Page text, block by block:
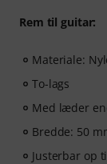
Rem til guitar:
Materiale:
To-lags
Med læder
Bredde: 50
Justerbar op